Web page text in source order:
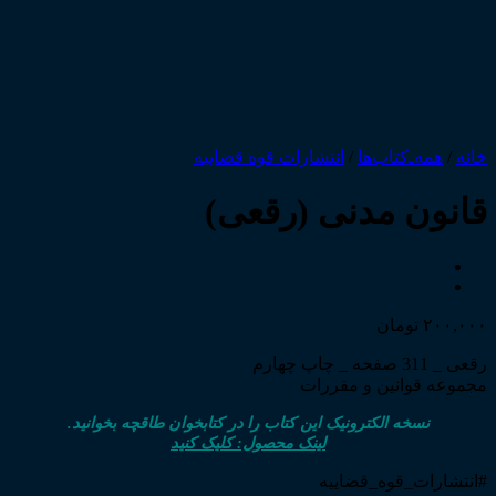
خانه / همه‌ـ‌کتاب‌ها / انتشارات قوه قضاییه
قانون مدنی (رقعی)
۲۰۰,۰۰۰ تومان
رقعی _ 311 صفحه _ چاپ چهارم
مجموعه قوانین و مقررات
نسخه الکترونیک این کتاب را در کتابخوان طاقچه بخوانید.
لینک محصول: کلیک کنید
#انتشارات_قوه_قضاییه